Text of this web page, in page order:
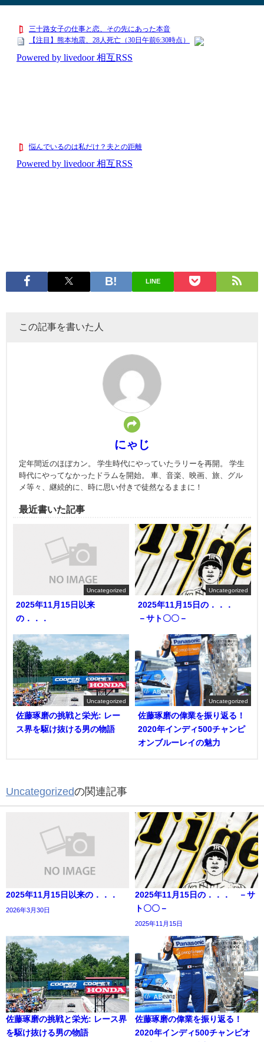
LINE
この記事を書いた人
にゃじ
定年間近のほぼカン。 学生時代にやっていたラリーを再開。 学生
時代にやってなかったドラムを開始。 車、音楽、映画、旅、グル
メ等々、継続的に、時に思い付きで徒然なるままに！
最近書いた記事
Uncategorized
2025年11月15日以来
の．．．
Uncategorized
2025年11月15日の．．．
－サト〇〇－
Uncategorized
佐藤琢磨の挑戦と栄光: レー
ス界を駆け抜ける男の物語
Uncategorized
佐藤琢磨の偉業を振り返る！
2020年インディ500チャンピ
オンブルーレイの魅力
Uncategorizedの関連記事
2025年11月15日以来の．．．
2026年3月30日
2025年11月15日の．．． －サ
ト〇〇－
2025年11月15日
佐藤琢磨の挑戦と栄光: レース界
を駆け抜ける男の物語
佐藤琢磨の偉業を振り返る！
2020年インディ500チャンピオ